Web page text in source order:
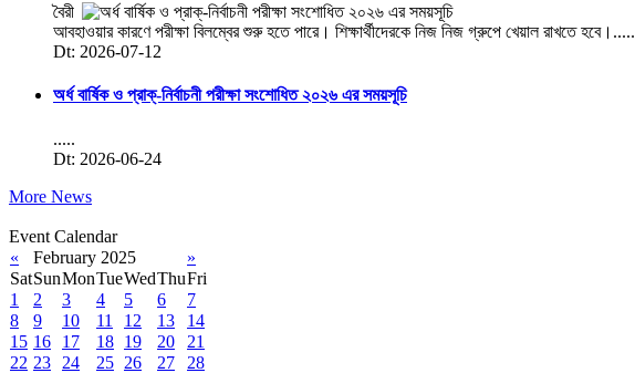
বৈরী
আবহাওয়ার কারণে পরীক্ষা বিলম্বের শুরু হতে পারে। শিক্ষার্থীদেরকে নিজ নিজ গ্রুপে খেয়াল রাখতে হবে।.....
Dt: 2026-07-12
অর্ধ বার্ষিক ও প্রাক্-নির্বাচনী পরীক্ষা সংশোধিত ২০২৬ এর সময়সূচি
.....
Dt: 2026-06-24
More News
Event Calendar
«
February 2025
»
SatSunMonTueWedThuFri
1
2 3 4 5 6
7
8
9 10 11 12 13
14
15 16 17 18 19 20
21
22 23 24 25 26 27 28